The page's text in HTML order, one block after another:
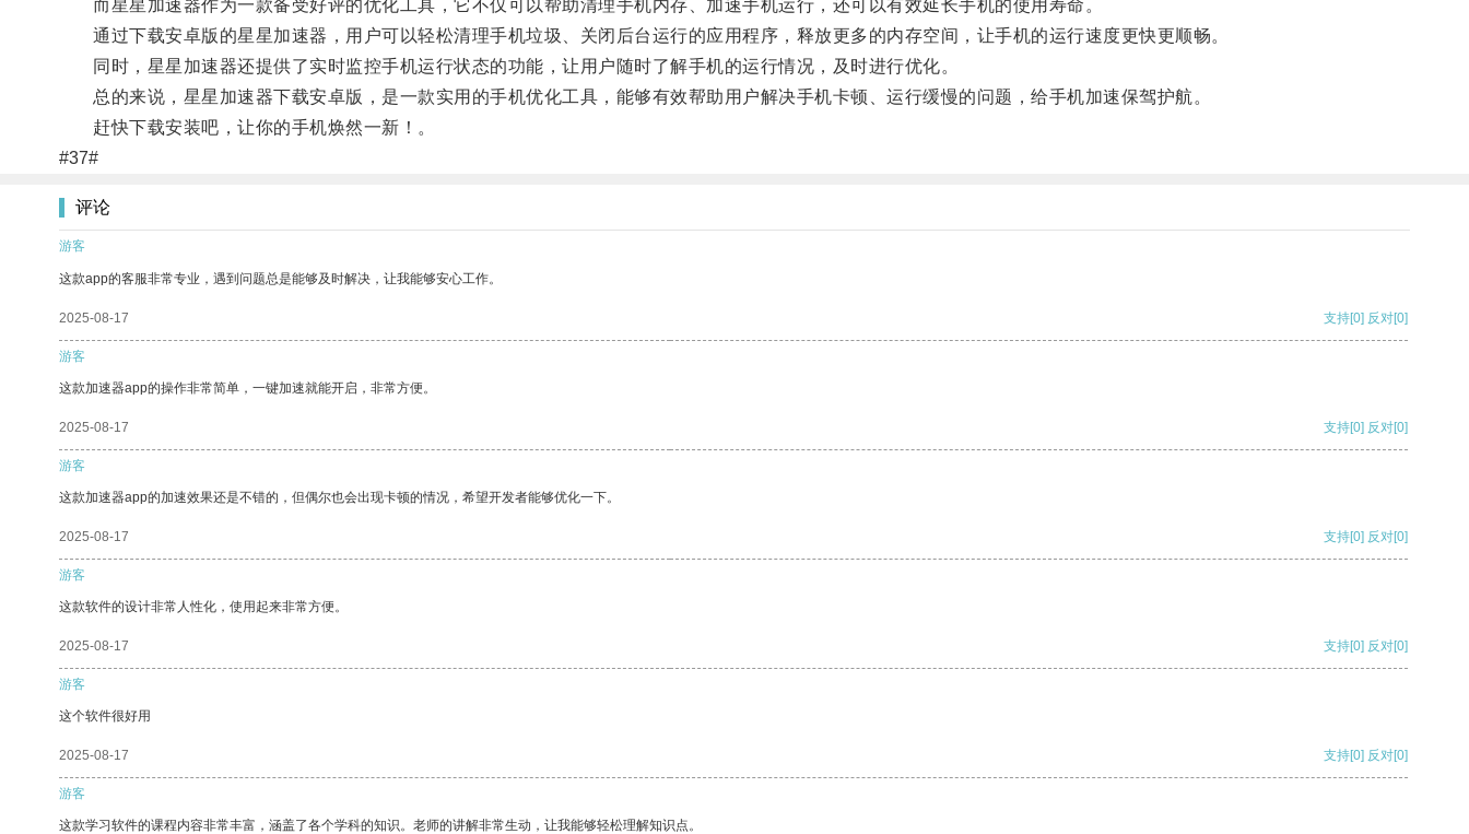
而星星加速器作为一款备受好评的优化工具，它不仅可以帮助清理手机内存、加速手机运行，还可以有效延长手机的使用寿命。
通过下载安卓版的星星加速器，用户可以轻松清理手机垃圾、关闭后台运行的应用程序，释放更多的内存空间，让手机的运行速度更快更顺畅。
同时，星星加速器还提供了实时监控手机运行状态的功能，让用户随时了解手机的运行情况，及时进行优化。
总的来说，星星加速器下载安卓版，是一款实用的手机优化工具，能够有效帮助用户解决手机卡顿、运行缓慢的问题，给手机加速保驾护航。
赶快下载安装吧，让你的手机焕然一新！。
#37#
评论
游客
这款app的客服非常专业，遇到问题总是能够及时解决，让我能够安心工作。
2025-08-17 支持[0] 反对[0]
游客
这款加速器app的操作非常简单，一键加速就能开启，非常方便。
2025-08-17 支持[0] 反对[0]
游客
这款加速器app的加速效果还是不错的，但偶尔也会出现卡顿的情况，希望开发者能够优化一下。
2025-08-17 支持[0] 反对[0]
游客
这款软件的设计非常人性化，使用起来非常方便。
2025-08-17 支持[0] 反对[0]
游客
这个软件很好用
2025-08-17 支持[0] 反对[0]
游客
这款学习软件的课程内容非常丰富，涵盖了各个学科的知识。老师的讲解非常生动，让我能够轻松理解知识点。